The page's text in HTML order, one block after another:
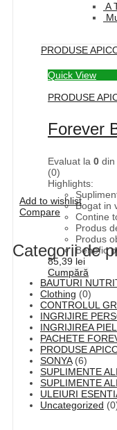
A
PRODUSE
Quick View
PRODUSE
Forever
Evaluat la 0 din
(0)
Highlights:
Bogat in
Contine
Produs
Produs
Benefic
85,39 lei
Cumpără
Add to wishlist
Compare
Categorii de
BAUTURI
Clothing (0)
CONTROLUL
INGRIJIRE
INGRIJIREA
PACHETE
PRODUSE
SONYA (6)
SUPLIMENTE
SUPLIMENTE
ULEIURI
Uncategorized